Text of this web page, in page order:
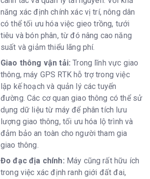
năng xác định chính xác vị trí, nông dân
có thể tối ưu hóa việc gieo trồng, tưới
tiêu và bón phân, từ đó nâng cao năng
suất và giảm thiểu lãng phí.
Giao thông vận tải:Trong lĩnh vực giao
thông, máy GPS RTK hỗ trợ trong việc
lập kế hoạch và quản lý các tuyến
đường. Các cơ quan giao thông có thể sử
dụng dữ liệu từ máy để phân tích lưu
lượng giao thông, tối ưu hóa lộ trình và
đảm bảo an toàn cho người tham gia
giao thông.
Đo đạc địa chính: Máy cũng rất hữu ích
trong việc xác định ranh giới đất đai,